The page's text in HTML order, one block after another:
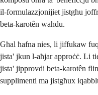
il-formulazzjonijiet jistgħu
beta-karotên waħdu.
Għal ħafna nies, li jiffukaw
jista' jkun l-aħjar approċċ. Li
jista' jipprovdi beta-karotên
supplimenti ma jistgħux